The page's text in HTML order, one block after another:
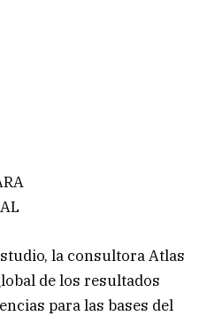
la consultora Atlas
de los resultados
para las bases del